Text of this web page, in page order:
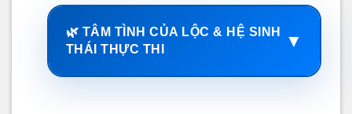
🌿 TÂM TÌNH CỦA LỘC & HỆ SINH
THÁI THỰC THI
▼